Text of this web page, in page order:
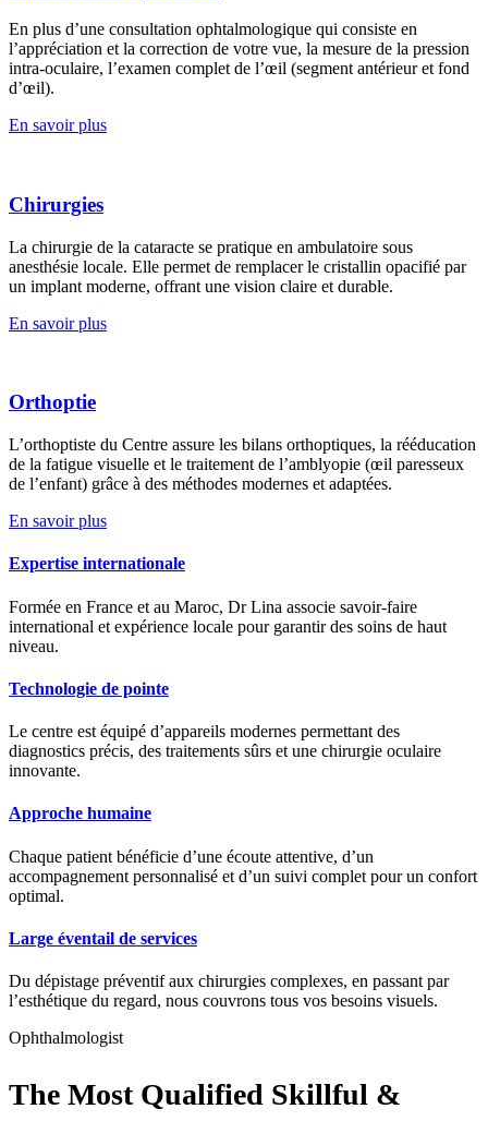
En plus d’une consultation ophtalmologique qui consiste en
l’appréciation et la correction de votre vue, la mesure de la pression
intra-oculaire, l’examen complet de l’œil (segment antérieur et fond
d’œil).
En savoir plus
Chirurgies
La chirurgie de la cataracte se pratique en ambulatoire sous
anesthésie locale. Elle permet de remplacer le cristallin opacifié par
un implant moderne, offrant une vision claire et durable.
En savoir plus
Orthoptie
L’orthoptiste du Centre assure les bilans orthoptiques, la rééducation
de la fatigue visuelle et le traitement de l’amblyopie (œil paresseux
de l’enfant) grâce à des méthodes modernes et adaptées.
En savoir plus
Expertise internationale
Formée en France et au Maroc, Dr Lina associe savoir-faire
international et expérience locale pour garantir des soins de haut
niveau.
Technologie de pointe
Le centre est équipé d’appareils modernes permettant des
diagnostics précis, des traitements sûrs et une chirurgie oculaire
innovante.
Approche humaine
Chaque patient bénéficie d’une écoute attentive, d’un
accompagnement personnalisé et d’un suivi complet pour un confort
optimal.
Large éventail de services
Du dépistage préventif aux chirurgies complexes, en passant par
l’esthétique du regard, nous couvrons tous vos besoins visuels.
Ophthalmologist
The Most Qualified Skillful &